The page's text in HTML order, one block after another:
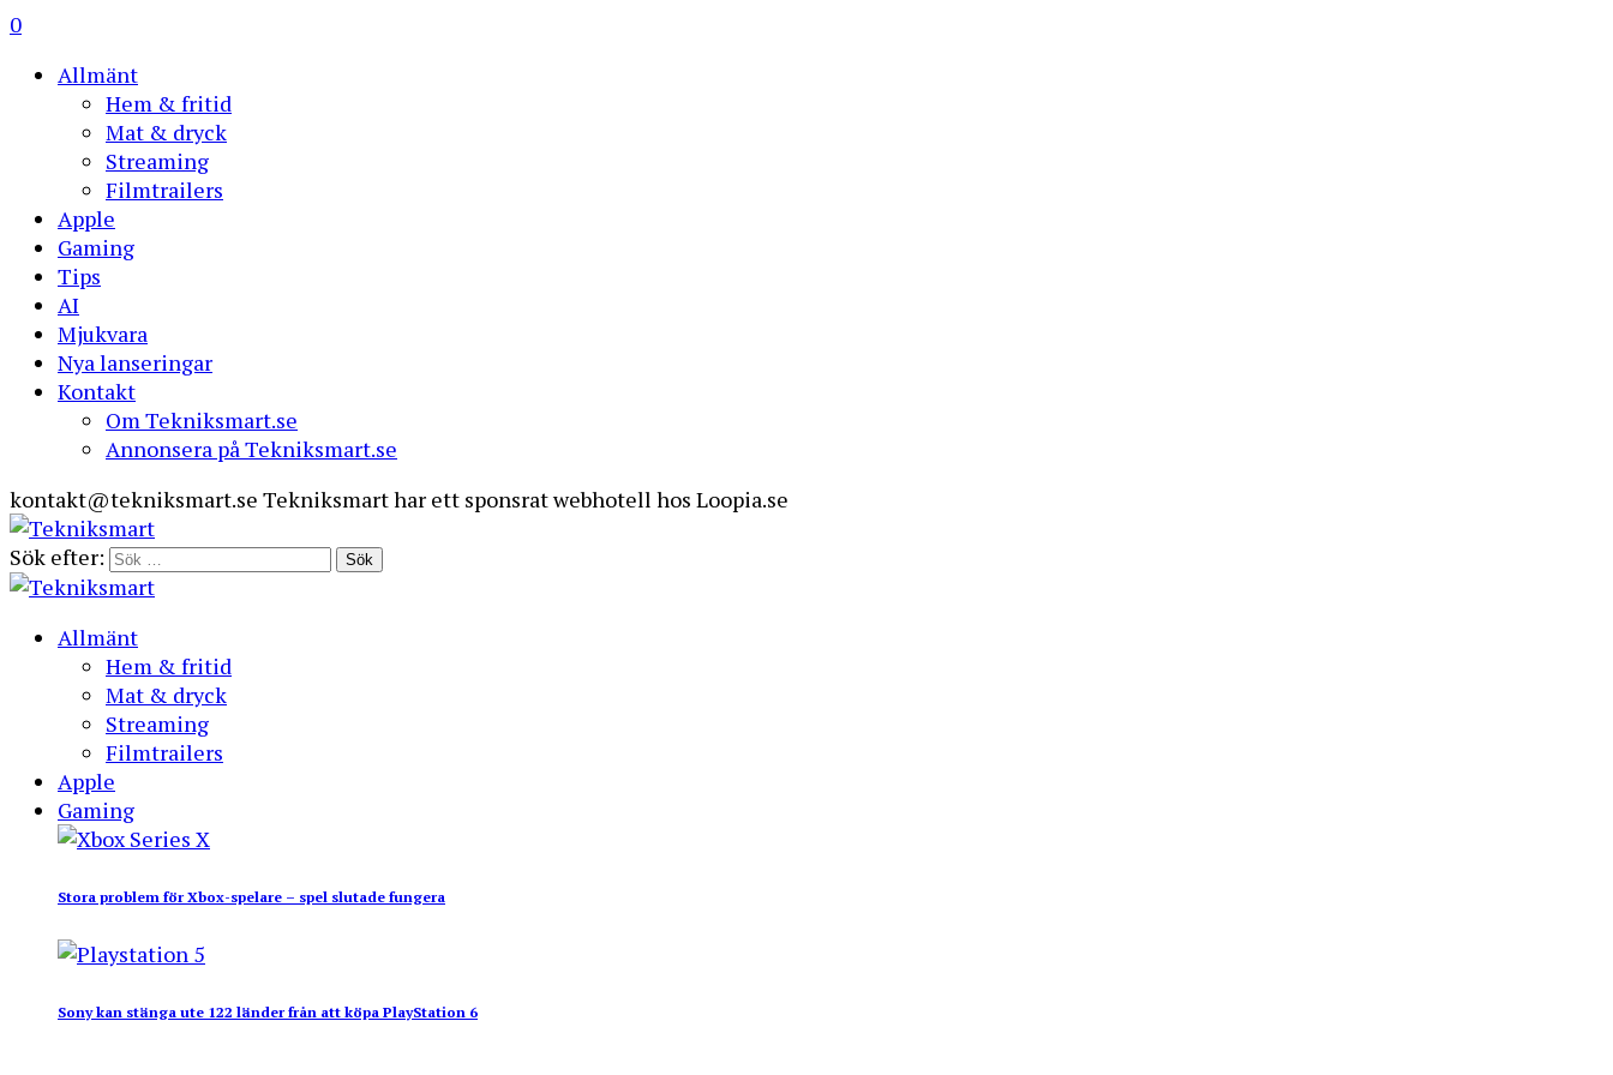
0
Allmänt
Hem & fritid
Mat & dryck
Streaming
Filmtrailers
Apple
Gaming
Tips
AI
Mjukvara
Nya lanseringar
Kontakt
Om Tekniksmart.se
Annonsera på Tekniksmart.se
kontakt@tekniksmart.se Tekniksmart har ett sponsrat webhotell hos Loopia.se
Sök efter:
Allmänt
Hem & fritid
Mat & dryck
Streaming
Filmtrailers
Apple
Gaming
Stora problem för Xbox-spelare – spel slutade fungera
Sony kan stänga ute 122 länder från att köpa PlayStation 6